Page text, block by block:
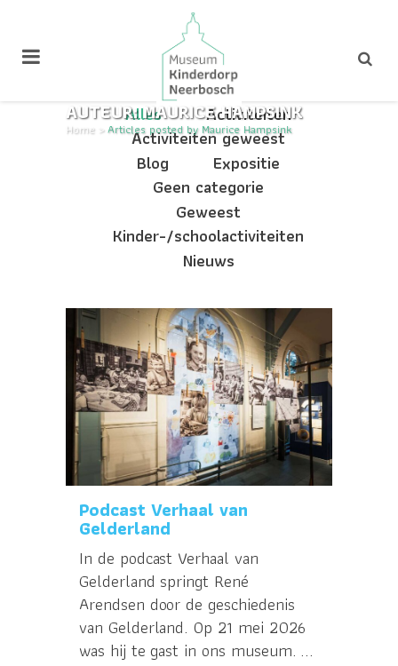
AUTEUR: MAURICE HAMPSINK
Home >Articles posted by Maurice Hampsink
Alles
Activiteiten
Activiteiten geweest
Blog
Expositie
Geen categorie
Geweest
Kinder-/schoolactiviteiten
Nieuws
Podcast Verhaal van
Gelderland
In de podcast Verhaal van
Gelderland springt René
Arendsen door de geschiedenis
van Gelderland. Op 21 mei 2026
was hij te gast in ons museum. ...